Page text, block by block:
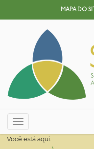
MAPA DO
Toggle navigation
Você está aqui: